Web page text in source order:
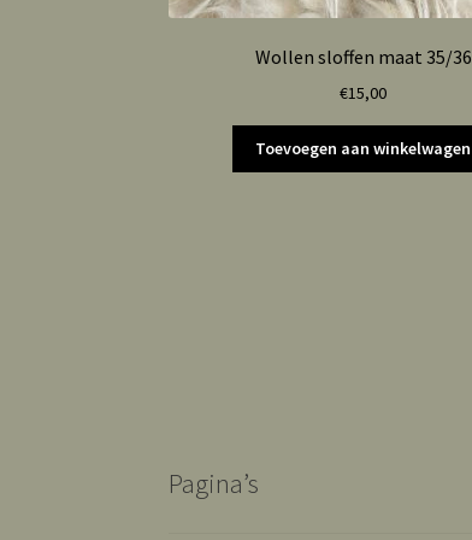
Wollen sloffen maat 35/36
€15,00
Toevoegen aan winkelwagen
Pagina’s